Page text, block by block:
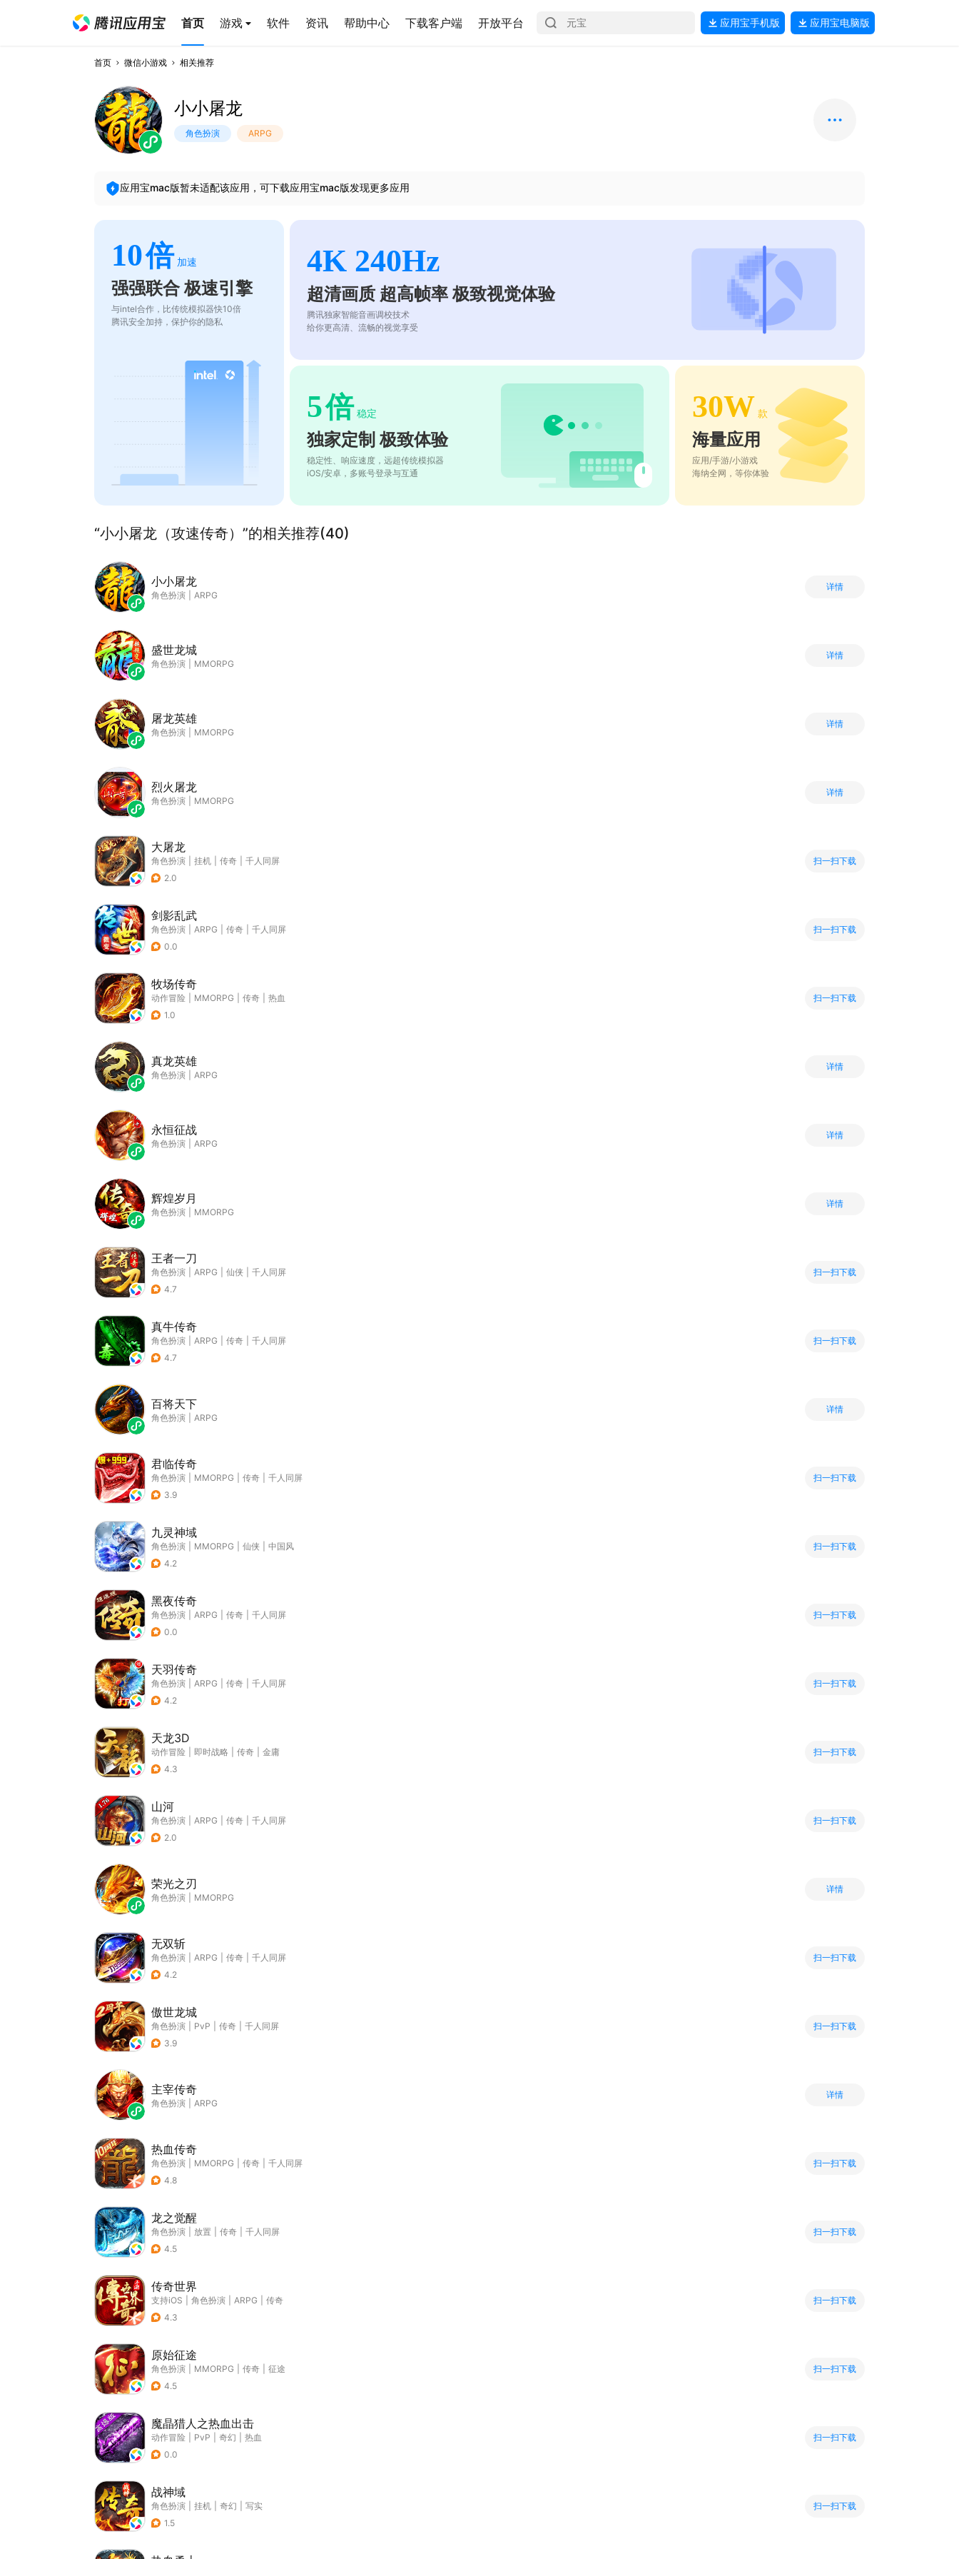
首页 游戏 软件 资讯 帮助中心 下载客户端 开放平台 应用宝手机版 应用宝电脑版
首页 微信小游戏 相关推荐
小小屠龙
角色扮演 ARPG
应用宝mac版暂未适配该应用，可下载应用宝mac版发现更多应用
10倍 加速
强强联合 极速引擎
与intel合作，比传统模拟器快10倍
腾讯安全加持，保护你的隐私
4K 240Hz
超清画质 超高帧率 极致视觉体验
腾讯独家智能音画调校技术
给你更高清、流畅的视觉享受
5倍 稳定
独家定制 极致体验
稳定性、响应速度，远超传统模拟器
iOS/安卓，多账号登录与互通
30W 款
海量应用
应用/手游/小游戏
海纳全网，等你体验
“小小屠龙（攻速传奇）”的相关推荐(40)
小小屠龙
角色扮演 ARPG
详情
盛世龙城
角色扮演 MMORPG
详情
屠龙英雄
角色扮演 MMORPG
详情
烈火屠龙
角色扮演 MMORPG
详情
大屠龙
角色扮演 挂机 传奇
千人同屏
2.0
扫一扫下载
剑影乱武
角色扮演 ARPG 传奇
千人同屏
0.0
扫一扫下载
牧场传奇
动作冒险 MMORPG 传奇
热血
1.0
扫一扫下载
真龙英雄
角色扮演 ARPG
详情
永恒征战
角色扮演 ARPG
详情
辉煌岁月
角色扮演 MMORPG
详情
王者一刀
角色扮演 ARPG 仙侠
千人同屏
4.7
扫一扫下载
真牛传奇
角色扮演 ARPG 传奇
千人同屏
4.7
扫一扫下载
百将天下
角色扮演 ARPG
详情
君临传奇
角色扮演 MMORPG 传奇
千人同屏
3.9
扫一扫下载
九灵神域
角色扮演 MMORPG 仙侠
中国风
4.2
扫一扫下载
黑夜传奇
角色扮演 ARPG 传奇
千人同屏
0.0
扫一扫下载
天羽传奇
角色扮演 ARPG 传奇
千人同屏
4.2
扫一扫下载
天龙3D
动作冒险 即时战略 传奇
金庸
4.3
扫一扫下载
山河
角色扮演 ARPG 传奇
千人同屏
2.0
扫一扫下载
荣光之刃
角色扮演 MMORPG
详情
无双斩
角色扮演 ARPG 传奇
千人同屏
4.2
扫一扫下载
傲世龙城
角色扮演 PvP 传奇
千人同屏
3.9
扫一扫下载
主宰传奇
角色扮演 ARPG
详情
热血传奇
角色扮演 MMORPG 传奇
千人同屏
4.8
扫一扫下载
龙之觉醒
角色扮演 放置 传奇
千人同屏
4.5
扫一扫下载
传奇世界
支持iOS 角色扮演 ARPG
传奇
4.3
扫一扫下载
原始征途
角色扮演 MMORPG 传奇
征途
4.5
扫一扫下载
魔晶猎人之热血出击
动作冒险 PvP 奇幻
热血
0.0
扫一扫下载
战神域
角色扮演 挂机 奇幻
写实
1.5
扫一扫下载